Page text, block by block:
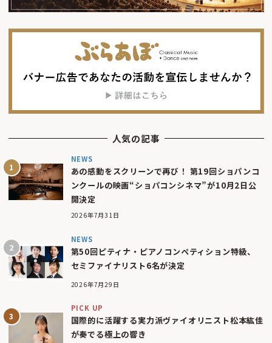
人気の記事
NEWS
あの感動をスクリーンで再び！ 第19回ショパンコ
ンクールの映画“ショパコンシネマ”が10月2日公
開決定
2026年7月31日
NEWS
第50回ピティナ・ピアノコンペティション特級、
セミファイナリスト6名が決定
2026年7月29日
PICK UP
国際的に活躍する実力派ヴァイオリニスト松本紘佳
が奏でる極上の響き